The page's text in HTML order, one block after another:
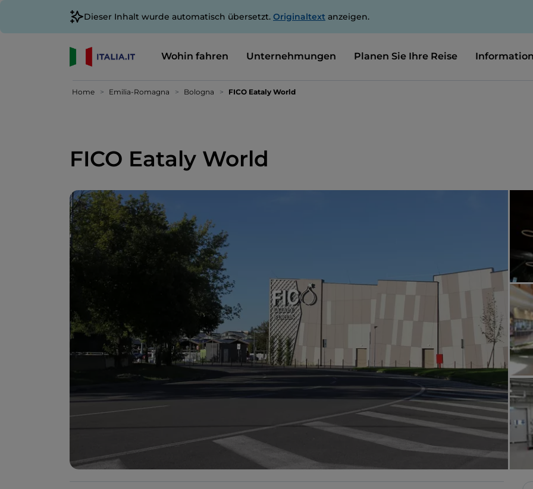
Dieser Inhalt wurde automatisch übersetzt. Originaltext anzeigen.
Wohin fahren Unternehmungen Planen Sie Ihre Reise
Home Emilia-Romagna Bologna FICO Eataly World
FICO Eataly World